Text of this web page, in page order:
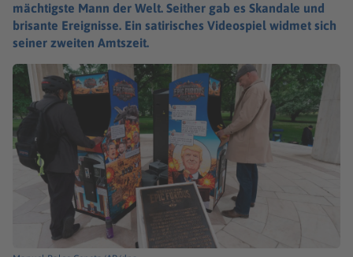
mächtigste Mann der Welt. Seither gab es Skandale und
brisante Ereignisse. Ein satirisches Videospiel widmet sich
seiner zweiten Amtszeit.